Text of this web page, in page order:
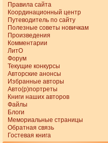
Правила сайта
Координационный центр
Путеводитель по сайту
Полезные советы новичкам
Произведения
Комментарии
ЛитО
Форум
Текущие конкурсы
Авторские анонсы
Избранные авторы
Авто(р)портреты
Книги наших авторов
Файлы
Блоги
Мемориальные страницы
Обратная связь
Гостевая книга